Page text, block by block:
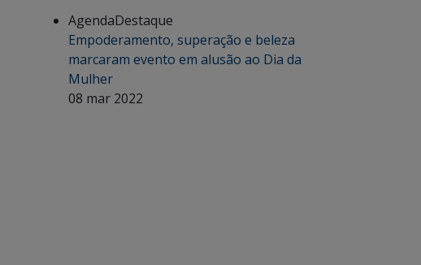
AgendaDestaque
Empoderamento, superação e beleza
marcaram evento em alusão ao Dia da
Mulher
08 mar 2022